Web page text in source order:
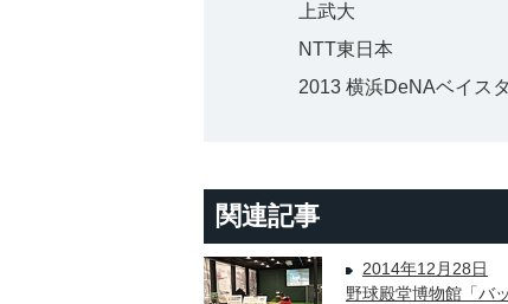
上武大
NTT東日本
2013 横浜DeNAベイス
関連記事
2014年12月28日
野球殿堂博物館「バ